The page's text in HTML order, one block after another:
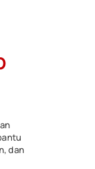
dan